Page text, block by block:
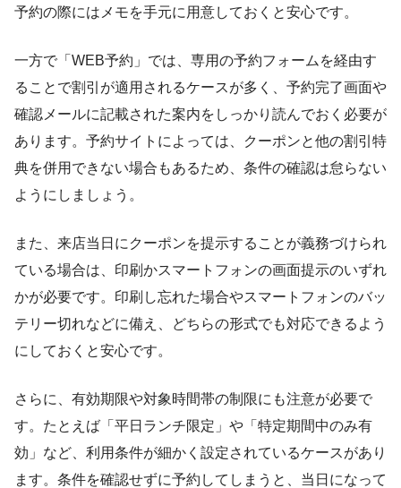
予約の際にはメモを手元に用意しておくと安心です。
一方で「WEB予約」では、専用の予約フォームを経由す
ることで割引が適用されるケースが多く、予約完了画面や
確認メールに記載された案内をしっかり読んでおく必要が
あります。予約サイトによっては、クーポンと他の割引特
典を併用できない場合もあるため、条件の確認は怠らない
ようにしましょう。
また、来店当日にクーポンを提示することが義務づけられ
ている場合は、印刷かスマートフォンの画面提示のいずれ
かが必要です。印刷し忘れた場合やスマートフォンのバッ
テリー切れなどに備え、どちらの形式でも対応できるよう
にしておくと安心です。
さらに、有効期限や対象時間帯の制限にも注意が必要で
す。たとえば「平日ランチ限定」や「特定期間中のみ有
効」など、利用条件が細かく設定されているケースがあり
ます。条件を確認せずに予約してしまうと、当日になって